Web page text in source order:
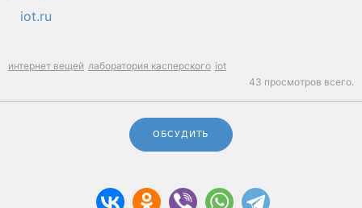
iot.ru
интернет вещей лаборатория касперского iot
43 просмотров всего.
ОБСУДИТЬ